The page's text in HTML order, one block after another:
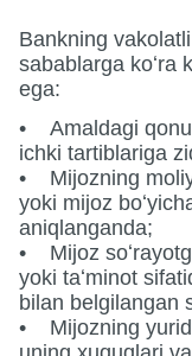
Bankning
sabablarga koʻra
ega:
• Amaldagi
ichki tartiblariga
• Mijozning
yoki mijoz
aniqlanganda;
• Mijoz
yoki taʻminot
bilan belgilangan
• Mijozning